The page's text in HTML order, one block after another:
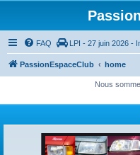
FAQ LPI - 27 juin 2026 -
PassionEspaceClub home
Nous